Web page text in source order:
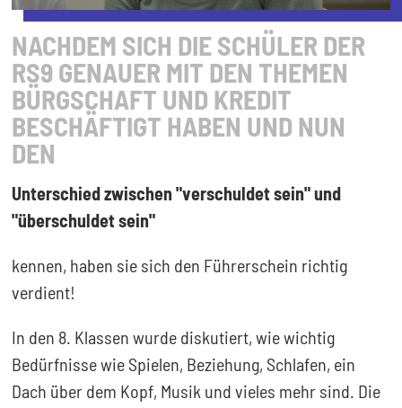
NACHDEM SICH DIE SCHÜLER DER
RS9 GENAUER MIT DEN THEMEN
BÜRGSCHAFT UND KREDIT
BESCHÄFTIGT HABEN UND NUN
DEN
Unterschied zwischen "verschuldet sein" und
"überschuldet sein"
kennen, haben sie sich den Führerschein richtig
verdient!
In den 8. Klassen wurde diskutiert, wie wichtig
Bedürfnisse wie Spielen, Beziehung, Schlafen, ein
Dach über dem Kopf, Musik und vieles mehr sind. Die